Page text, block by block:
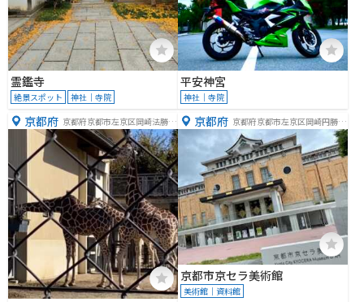
霊鑑寺
絶景スポット 神社｜寺院
平安神宮
神社｜寺院
京都府 京都府京都市左京区岡崎法勝寺
町
京都府 京都府京都市左京区岡崎円勝寺
町１２４
京都市京セラ美術館
美術館｜資料館